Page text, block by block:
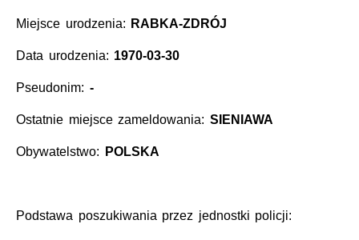
Miejsce urodzenia: RABKA-ZDRÓJ
Data urodzenia: 1970-03-30
Pseudonim: -
Ostatnie miejsce zameldowania: SIENIAWA
Obywatelstwo: POLSKA
Podstawa poszukiwania przez jednostki policji: